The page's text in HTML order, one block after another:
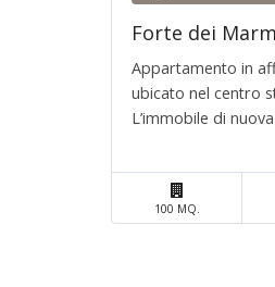
Forte dei
Appartamento in
ubicato nel centro
L’immobile di
100 MQ.